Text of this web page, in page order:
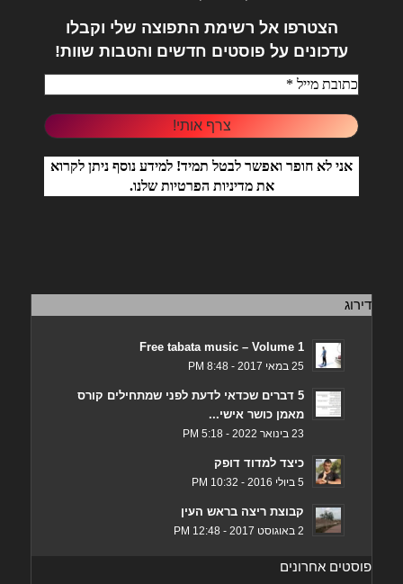
הצטרפו אל רשימת התפוצה שלי וקבלו
עדכונים על פוסטים חדשים והטבות שוות!
אני לא חופר ואפשר לבטל תמיד! למידע נוסף ניתן לקרוא
אתמדיניות הפרטיותשלנו.
דירוג
Free tabata music – Volume 1
25 במאי 2017 - 8:48 PM
5 דברים שכדאי לדעת לפני שמתחילים קורס
מאמן כושר אישי...
23 בינואר 2022 - 5:18 PM
כיצד למדוד דופק
5 ביולי 2016 - 10:32 PM
קבוצת ריצה בראש העין
2 באוגוסט 2017 - 12:48 PM
פוסטים אחרונים